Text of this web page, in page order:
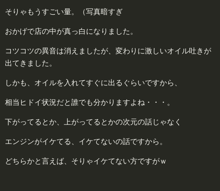
そりゃもうすごい量。（写真暗すぎ
おかげで店の中が真っ白になりました。
コツコツの異音は消えましたが、変わりに激しいオイル吐きが
出てきました。
しかも、オイルを入れてすぐに出るぐらいですから、
相当ヒドイ状況だと誰でも分かりますよね・・・。
下がってるとか、上がってるとかの次元の話じゃなく
エンジンがイケてる、イケてないの話ですから。
どちらかと言えば、そりゃイケてない方ですがｗ